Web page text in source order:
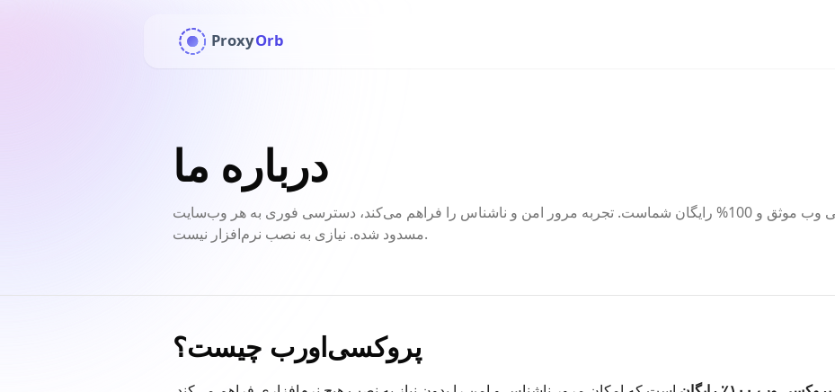
ProxyOrb
درباره ما
پروکسی‌اورب سرویس پروکسی وب موثق و 100% رایگان شماست. تجربه مرور امن و ناشناس را فراهم می‌کند، دسترسی فوری به هر وب‌سایت
مسدود شده. نیازی به نصب نرم‌افزار نیست.
پروکسی‌اورب چیست؟